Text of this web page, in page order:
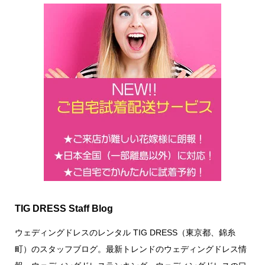
TIG DRESS Staff Blog
ウェディングドレスのレンタル TIG DRESS（東京都、錦糸
町）のスタッフブログ。最新トレンドのウェディングドレス情